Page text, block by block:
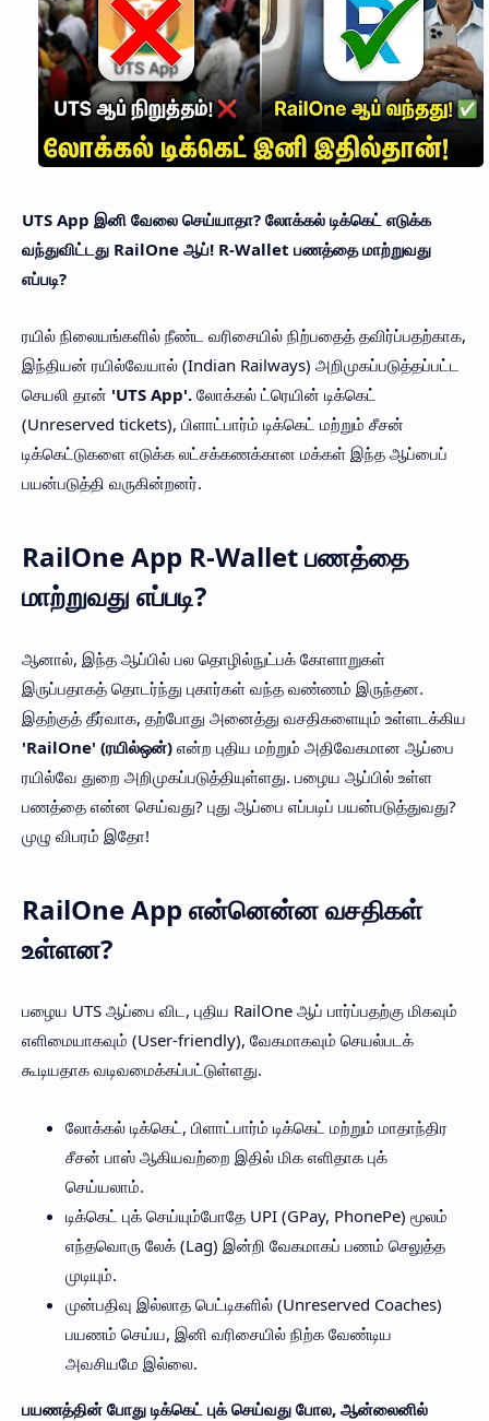
UTS App இனி வேலை செய்யாதா? லோக்கல் டிக்கெட் எடுக்க
வந்துவிட்டது RailOne ஆப்! R-Wallet பணத்தை மாற்றுவது
எப்படி?
ரயில் நிலையங்களில் நீண்ட வரிசையில் நிற்பதைத் தவிர்ப்பதற்காக,
இந்தியன் ரயில்வேயால் (Indian Railways) அறிமுகப்படுத்தப்பட்ட
செயலி தான் 'UTS App'. லோக்கல் ட்ரெயின் டிக்கெட்
(Unreserved tickets), பிளாட்பார்ம் டிக்கெட் மற்றும் சீசன்
டிக்கெட்டுகளை எடுக்க லட்சக்கணக்கான மக்கள் இந்த ஆப்பைப்
பயன்படுத்தி வருகின்றனர்.
RailOne App R-Wallet பணத்தை
மாற்றுவது எப்படி?
ஆனால், இந்த ஆப்பில் பல தொழில்நுட்பக் கோளாறுகள்
இருப்பதாகத் தொடர்ந்து புகார்கள் வந்த வண்ணம் இருந்தன.
இதற்குத் தீர்வாக, தற்போது அனைத்து வசதிகளையும் உள்ளடக்கிய
'RailOne' (ரயில்ஒன்) என்ற புதிய மற்றும் அதிவேகமான ஆப்பை
ரயில்வே துறை அறிமுகப்படுத்தியுள்ளது. பழைய ஆப்பில் உள்ள
பணத்தை என்ன செய்வது? புது ஆப்பை எப்படிப் பயன்படுத்துவது?
முழு விபரம் இதோ!
RailOne App என்னென்ன வசதிகள்
உள்ளன?
பழைய UTS ஆப்பை விட, புதிய RailOne ஆப் பார்ப்பதற்கு மிகவும்
எளிமையாகவும் (User-friendly), வேகமாகவும் செயல்படக்
கூடியதாக வடிவமைக்கப்பட்டுள்ளது.
லோக்கல் டிக்கெட், பிளாட்பார்ம் டிக்கெட் மற்றும் மாதாந்திர
சீசன் பாஸ் ஆகியவற்றை இதில் மிக எளிதாக புக்
செய்யலாம்.
டிக்கெட் புக் செய்யும்போதே UPI (GPay, PhonePe) மூலம்
எந்தவொரு லேக் (Lag) இன்றி வேகமாகப் பணம் செலுத்த
முடியும்.
முன்பதிவு இல்லாத பெட்டிகளில் (Unreserved Coaches)
பயணம் செய்ய, இனி வரிசையில் நிற்க வேண்டிய
அவசியமே இல்லை.
பயணத்தின் போது டிக்கெட் புக் செய்வது போல, ஆன்லைனில்